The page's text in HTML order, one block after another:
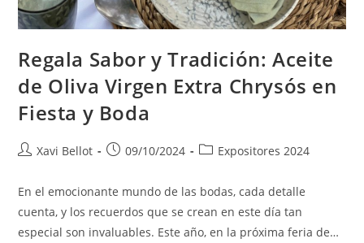
Regala Sabor y Tradición: Aceite
de Oliva Virgen Extra Chrysós en
Fiesta y Boda
Xavi Bellot 09/10/2024 Expositores 2024
En el emocionante mundo de las bodas, cada detalle
cuenta, y los recuerdos que se crean en este día tan
especial son invaluables. Este año, en la próxima feria de…